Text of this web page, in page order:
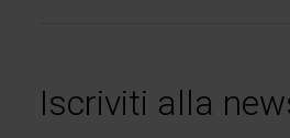
Iscriviti alla